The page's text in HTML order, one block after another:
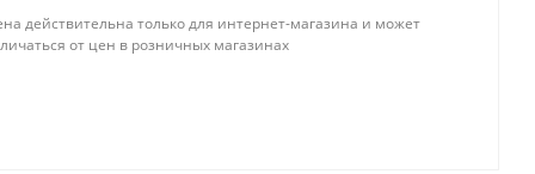
действительна только для интернет-магазина и может
от цен в розничных магазинах